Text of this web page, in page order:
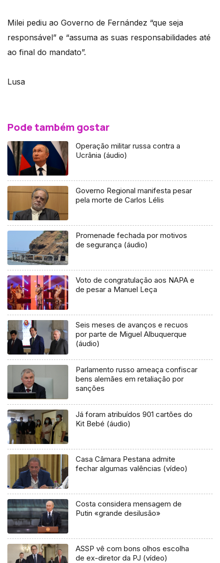
Milei pediu ao Governo de Fernández “que seja
responsável” e “assuma as suas responsabilidades até
ao final do mandato”.
Lusa
Pode também gostar
Operação militar russa contra a
Ucrânia (áudio)
Governo Regional manifesta pesar
pela morte de Carlos Lélis
Promenade fechada por motivos
de segurança (áudio)
Voto de congratulação aos NAPA e
de pesar a Manuel Leça
Seis meses de avanços e recuos
por parte de Miguel Albuquerque
(áudio)
Parlamento russo ameaça confiscar
bens alemães em retaliação por
sanções
Já foram atribuídos 901 cartões do
Kit Bebé (áudio)
Casa Câmara Pestana admite
fechar algumas valências (vídeo)
Costa considera mensagem de
Putin «grande desilusão»
ASSP vê com bons olhos escolha
de ex-diretor da PJ (vídeo)